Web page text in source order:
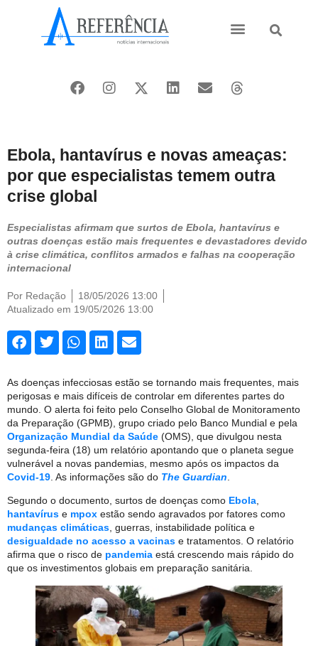
Ebola, hantavírus e novas ameaças:
por que especialistas temem outra
crise global
Especialistas afirmam que surtos de Ebola, hantavírus e
outras doenças estão mais frequentes e devastadores devido
à crise climática, conflitos armados e falhas na cooperação
internacional
Por Redação
18/05/2026 13:00
Atualizado em 19/05/2026 13:00
As doenças infecciosas estão se tornando mais frequentes, mais
perigosas e mais difíceis de controlar em diferentes partes do
mundo. O alerta foi feito pelo Conselho Global de Monitoramento
da Preparação (GPMB), grupo criado pelo Banco Mundial e pela
Organização Mundial da Saúde (OMS), que divulgou nesta
segunda-feira (18) um relatório apontando que o planeta segue
vulnerável a novas pandemias, mesmo após os impactos da
Covid-19 . As informações são do The Guardian
Segundo o documento, surtos de doenças como Ebola,
hantavírus e mpox estão sendo agravados por fatores como
mudanças climáticas, guerras, instabilidade política e
desigualdade no acesso a vacinas e tratamentos. O relatório
afirma que o risco de pandemia está crescendo mais rápido do
que os investimentos globais em preparação sanitária.